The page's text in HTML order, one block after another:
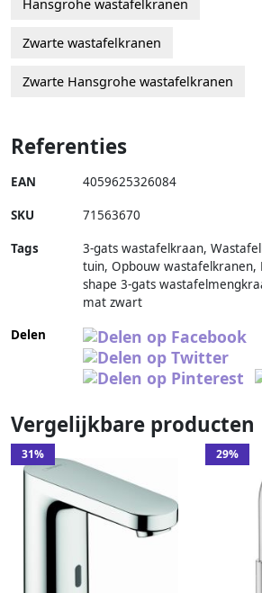
Hansgrohe wastafelkranen
Zwarte wastafelkranen
Zwarte Hansgrohe wastafelkranen
Referenties
EAN 4059625326084
SKU 71563670
Tags
3-gats wastafelkraan,
tuin, Opbouw wastafelkranen,
shape 3-gats
mat zwart
Delen
Vergelijkbare producten
31% 29%